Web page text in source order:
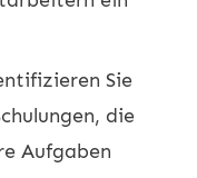
Sie
die
Aufgaben